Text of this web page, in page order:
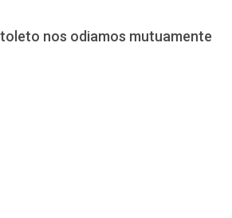
nos odiamos mutuamente